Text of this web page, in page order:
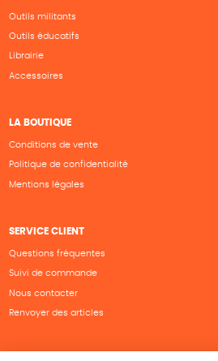
Outils militants
Outils éducatifs
Librairie
Accessoires
LA BOUTIQUE
Conditions de vente
Politique de confidentialité
Mentions légales
SERVICE CLIENT
Questions fréquentes
Suivi de commande
Nous contacter
Renvoyer des articles